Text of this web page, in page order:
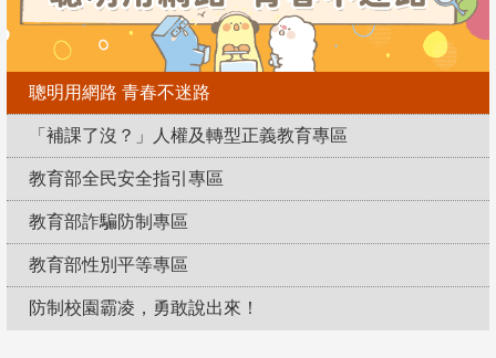
聰明用網路 青春不迷路
「補課了沒？」人權及轉型正義教育專區
教育部全民安全指引專區
教育部詐騙防制專區
教育部性別平等專區
防制校園霸凌，勇敢說出來！